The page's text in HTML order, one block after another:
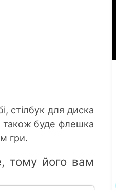
стілбук для диска
також буде флешка
гри.
тому його вам